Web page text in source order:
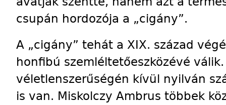
csupán hordozója a „cigány”.
A „cigány” tehát a XIX. század
honfibú szemléltetőeszközévé
véletlenszerűségén kívül nyilván
is van. Miskolczy Amb­rus többek